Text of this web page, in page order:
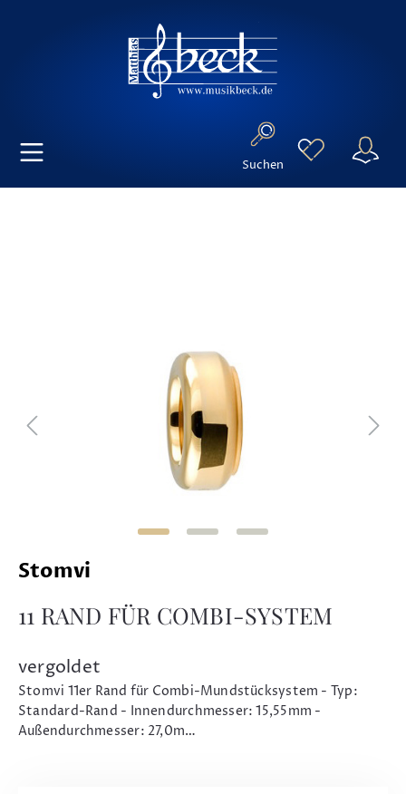
Suchen
Stomvi
11 RAND FÜR COMBI-SYSTEM
vergoldet
Stomvi 11er Rand für Combi-Mundstücksystem - Typ:
Standard-Rand - Innendurchmesser: 15,55mm -
Außendurchmesser: 27,0m…